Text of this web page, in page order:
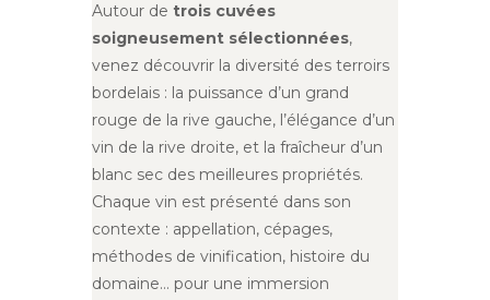
Autour de trois cuvées
soigneusement sélectionnées,
venez découvrir la diversité des terroirs
bordelais : la puissance d’un grand
rouge de la rive gauche, l’élégance d’un
vin de la rive droite, et la fraîcheur d’un
blanc sec des meilleures propriétés.
Chaque vin est présenté dans son
contexte : appellation, cépages,
méthodes de vinification, histoire du
domaine… pour une immersion